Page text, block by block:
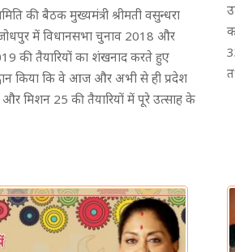
की बैठक मुख्यमंत्री श्रीमती वसुन्धरा
में विधानसभा चुनाव 2018 और
की तैयारियों का शंखनाद करते हुए
किया कि वे आज और अभी से ही प्रदेश
मिशन 25 की तैयारियों में पूरे उत्साह के